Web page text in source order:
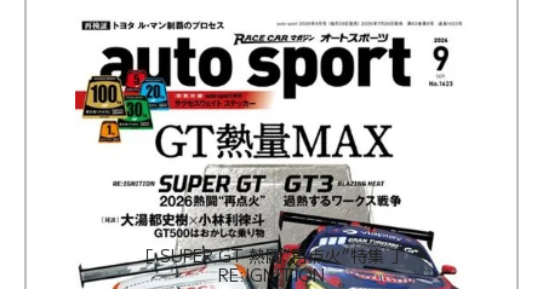
［ SUPER GT 熱闘“再点火”特集 ］
RE:IGNITION